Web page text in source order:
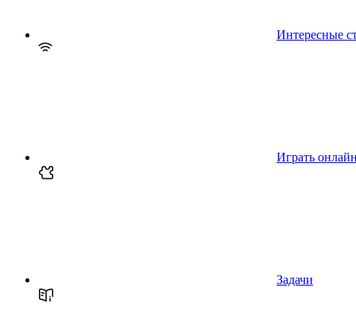
Интересные
Играть онлайн
Задачи